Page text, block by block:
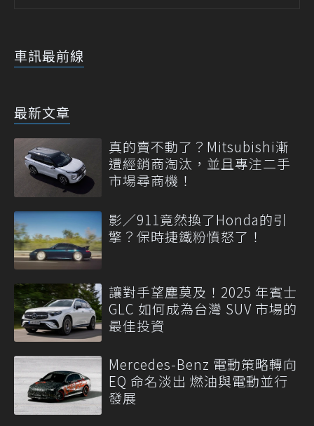
車訊最前線
最新文章
真的賣不動了？Mitsubishi漸
遭經銷商淘汰，並且專注二手
市場尋商機！
影／911竟然換了Honda的引
擎？保時捷鐵粉憤怒了！
讓對手望塵莫及！2025 年賓士
GLC 如何成為台灣 SUV 市場的
最佳投資
Mercedes-Benz 電動策略轉向
EQ 命名淡出 燃油與電動並行
發展